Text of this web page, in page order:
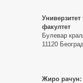
Универзитет
факултет
Булевар
11120
Жиро рачун: